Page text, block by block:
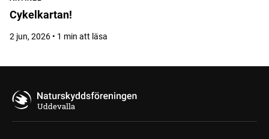
Cykelkartan!
2 jun, 2026 • 1 min att läsa
Uddevalla